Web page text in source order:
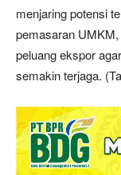
menjaring potensi
pemasaran
peluang ekspor
semakin terjaga.